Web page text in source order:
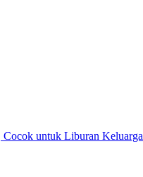
untuk Liburan Keluarga